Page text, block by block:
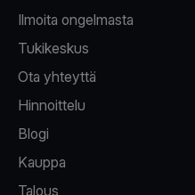
Ilmoita ongelmasta
Tukikeskus
Ota yhteyttä
Hinnoittelu
Blogi
Kauppa
Talous